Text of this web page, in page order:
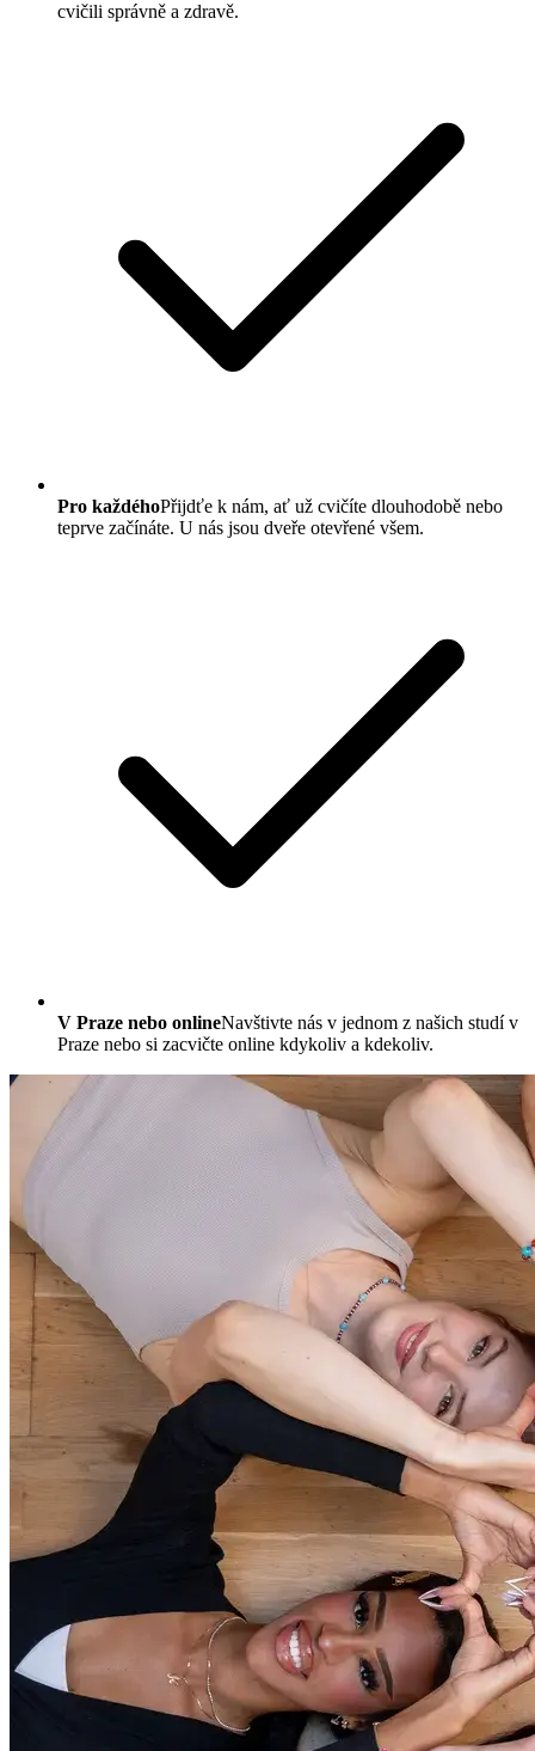
cvičili správně a zdravě.
Pro každéhoPřijdťe k nám, ať už cvičíte dlouhodobě nebo
teprve začínáte. U nás jsou dveře otevřené všem.
V Praze nebo onlineNavštivte nás v jednom z našich studí v
Praze nebo si zacvičte online kdykoliv a kdekoliv.